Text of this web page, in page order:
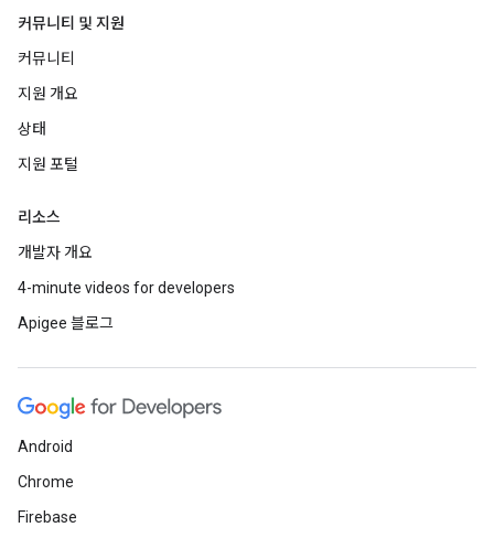
커뮤니티 및 지원
커뮤니티
지원 개요
상태
지원 포털
리소스
개발자 개요
4-minute videos for developers
Apigee 블로그
Android
Chrome
Firebase